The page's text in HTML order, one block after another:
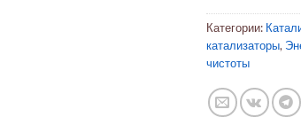
Категории:
катализаторы,
чистоты